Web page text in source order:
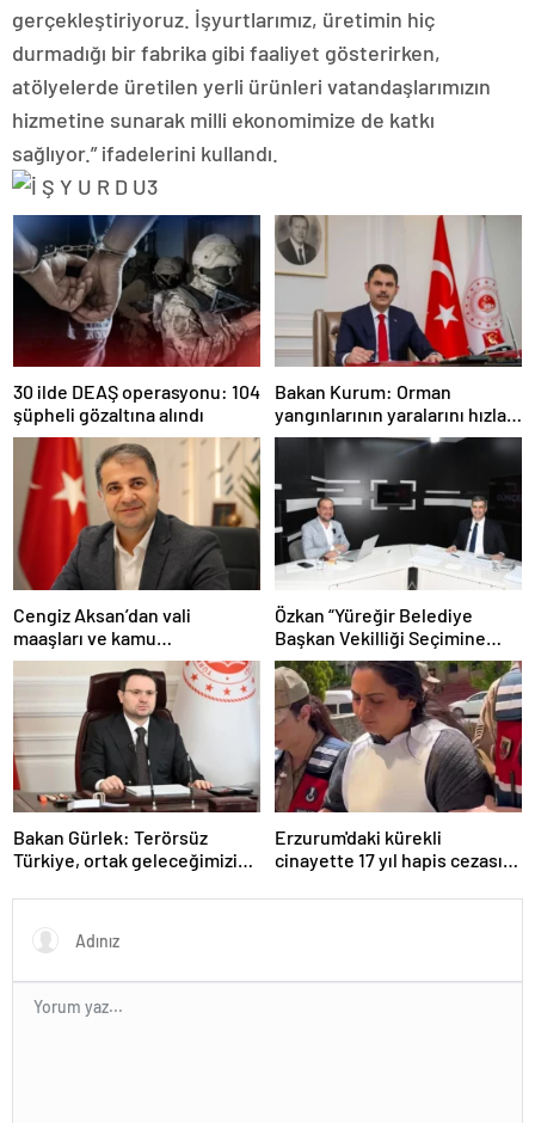
gerçekleştiriyoruz. İşyurtlarımız, üretimin hiç
durmadığı bir fabrika gibi faaliyet gösterirken,
atölyelerde üretilen yerli ürünleri vatandaşlarımızın
hizmetine sunarak milli ekonomimize de katkı
sağlıyor.” ifadelerini kullandı.
30 ilde DEAŞ operasyonu: 104
şüpheli gözaltına alındı
Bakan Kurum: Orman
yangınlarının yaralarını hızla
saracağız
Cengiz Aksan’dan vali
maaşları ve kamu
yönetimindeki ücret dengesi
değerlendirmesi
Özkan “Yüreğir Belediye
Başkan Vekilliği Seçimine
İlişkin Hukuki Süreç
Başlatıldı”
Bakan Gürlek: Terörsüz
Türkiye, ortak geleceğimizin
Erzurum'daki kürekli
cinayette 17 yıl hapis cezası